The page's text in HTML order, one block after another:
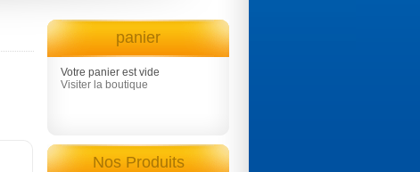
panier
Votre panier est vide
Visiter la boutique
Nos Produits